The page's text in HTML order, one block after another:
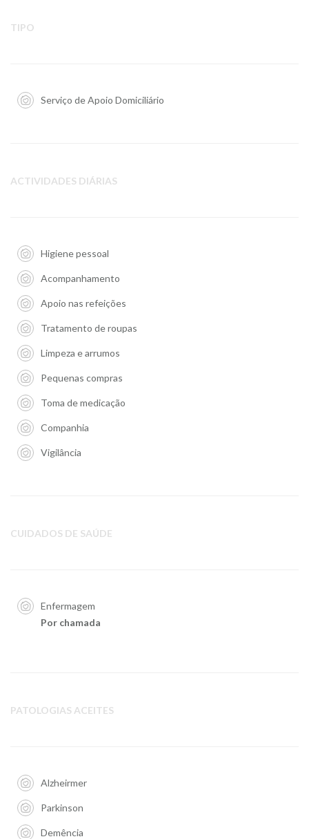
TIPO
Serviço de Apoio Domiciliário
ACTIVIDADES DIÁRIAS
Higiene pessoal
Acompanhamento
Apoio nas refeições
Tratamento de roupas
Limpeza e arrumos
Pequenas compras
Toma de medicação
Companhia
Vigilância
CUIDADOS DE SAÚDE
Enfermagem
Por chamada
PATOLOGIAS ACEITES
Alzheirmer
Parkinson
Demência